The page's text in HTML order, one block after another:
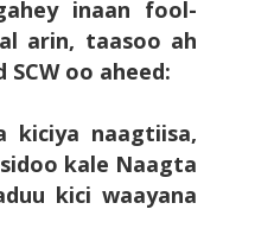
inaan fool-
arin, taasoo ah
oo aheed:
kiciya naagtiisa,
kale Naagta
kici waayana